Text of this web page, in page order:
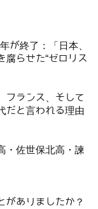
が終了：「日本、
らせた“ゼロリス
フランス、そして
だと言われる理由
・佐世保北高・諫
がありましたか？